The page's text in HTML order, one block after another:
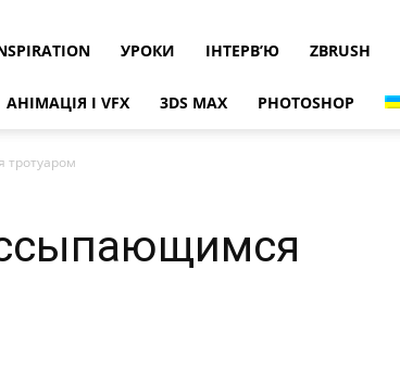
УРОКИ ІНТЕРВ’Ю ZBRUSH
АНІМАЦІЯ І VFX 3DS MAX PHOTOSHOP
тротуаром